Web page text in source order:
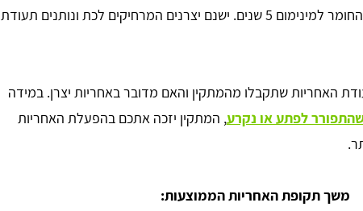
תעודת אחריות עבור ההתקנה והחומר למינימום 5 שנים. ישנם יצרנים המרחיקים לכת ונותנים תעודת
האחריות שתקבלו מהמתקין והאם מדובר באחריות יצרן. במידה
לפתע או נקרע, המתקין יזכה אתכם בהפעלת האחריות
משך תקופת האחריות הממוצעות: